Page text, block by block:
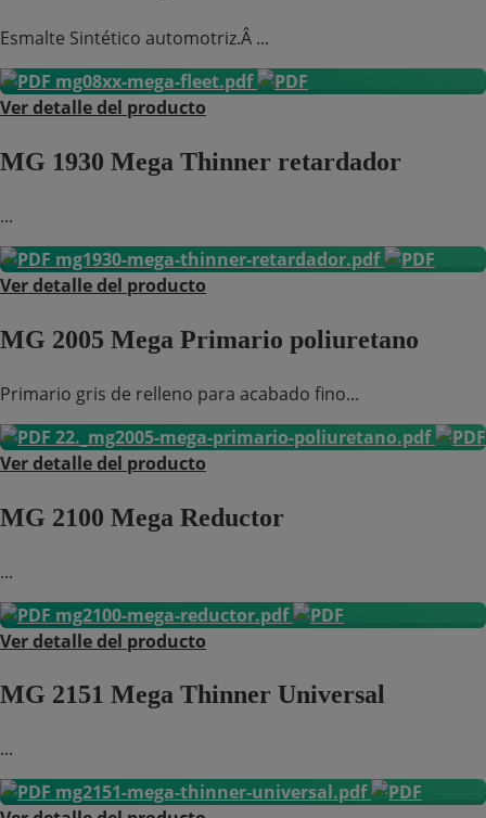
Esmalte Sintético automotriz.Â ...
mg08xx-mega-fleet.pdf
Ver detalle del producto
MG 1930 Mega Thinner retardador
...
mg1930-mega-thinner-retardador.pdf
Ver detalle del producto
MG 2005 Mega Primario poliuretano
Primario gris de relleno para acabado fino...
22._mg2005-mega-primario-poliuretano.pdf
Ver detalle del producto
MG 2100 Mega Reductor
...
mg2100-mega-reductor.pdf
Ver detalle del producto
MG 2151 Mega Thinner Universal
...
mg2151-mega-thinner-universal.pdf